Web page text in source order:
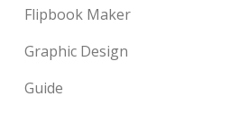
Flipbook Maker
Graphic Design
Guide